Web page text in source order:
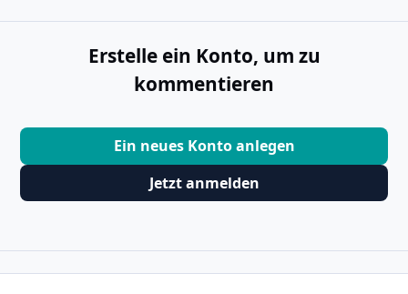
Erstelle ein Konto, um zu
kommentieren
Ein neues Konto anlegen
Jetzt anmelden